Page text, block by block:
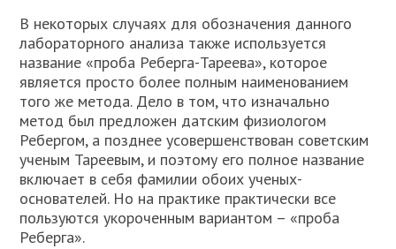
В некоторых случаях для обозначения данного
лабораторного анализа также используется
название «проба Реберга-Тареева», которое
является просто более полным наименованием
того же метода. Дело в том, что изначально
метод был предложен датским физиологом
Ребергом, а позднее усовершенствован советским
ученым Тареевым, и поэтому его полное название
включает в себя фамилии обоих ученых-
основателей. Но на практике практически все
пользуются укороченным вариантом – «проба
Реберга».